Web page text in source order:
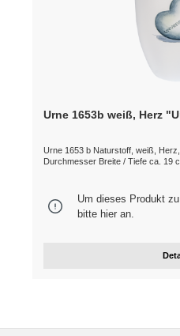
Urne 1653b weiß, Herz
Urne 1653 b Naturstoff, weiß, Herz,
Um dieses Produkt
bitte hieran.